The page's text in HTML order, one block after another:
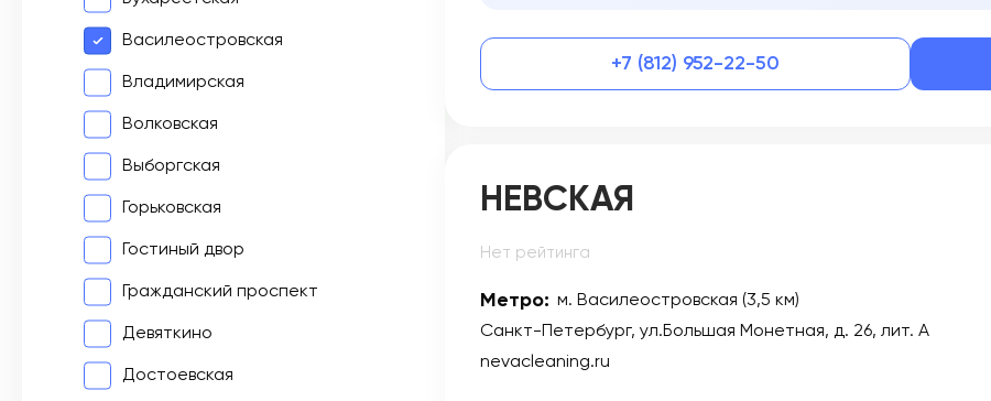
Василеостровская
Владимирская
Волковская
Выборгская
Горьковская
Гостиный двор
Гражданский проспект
Девяткино
Достоевская
+7 (812) 952-22-50
НЕВСКАЯ
Нет рейтинга
Метро: м. Василеостровская (3,5 км)
Санкт-Петербург, ул.Большая Монетная, д. 26, лит. А
nevacleaning.ru